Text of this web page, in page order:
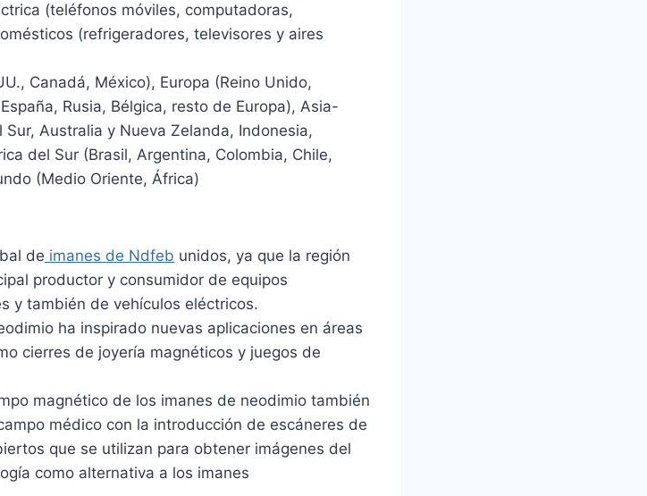
(teléfonos móviles, computadoras,
(refrigeradores, televisores y aires
Canadá, México), Europa (Reino Unido,
Rusia, Bélgica, resto de Europa), Asia-
Australia y Nueva Zelanda, Indonesia,
del Sur (Brasil, Argentina, Colombia, Chile,
(Medio Oriente, África)
de imanes de Ndfeb unidos, ya que la región
productor y consumidor de equipos
y también de vehículos eléctricos.
ha inspirado nuevas aplicaciones en áreas
cierres de joyería magnéticos y juegos de
magnético de los imanes de neodimio también
médico con la introducción de escáneres de
que se utilizan para obtener imágenes del
como alternativa a los imanes